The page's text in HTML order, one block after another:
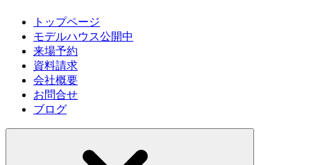
トップページ
モデルハウス公開中
来場予約
資料請求
会社概要
お問合せ
ブログ